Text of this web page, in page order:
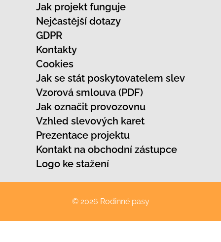
Jak projekt funguje
Nejčastější dotazy
GDPR
Kontakty
Cookies
Jak se stát poskytovatelem slev
Vzorová smlouva (PDF)
Jak označit provozovnu
Vzhled slevových karet
Prezentace projektu
Kontakt na obchodní zástupce
Logo ke stažení
© 2026 Rodinné pasy